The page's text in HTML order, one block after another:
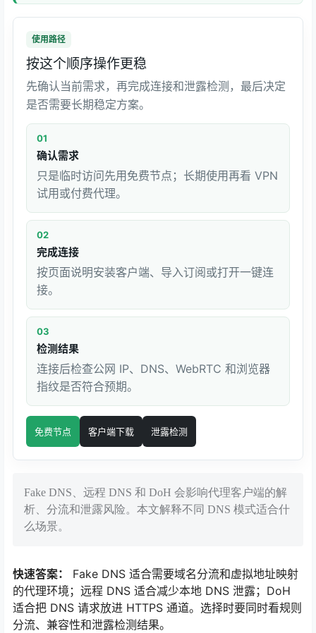
使用路径
按这个顺序操作更稳
先确认当前需求，再完成连接和泄露检测，最后决定
是否需要长期稳定方案。
01
确认需求
只是临时访问先用免费节点；长期使用再看 VPN
试用或付费代理。
02
完成连接
按页面说明安装客户端、导入订阅或打开一键连
接。
03
检测结果
连接后检查公网 IP、DNS、WebRTC 和浏览器
指纹是否符合预期。
免费节点 客户端下载 泄露检测
Fake DNS、远程 DNS 和 DoH 会影响代理客户端的解
析、分流和泄露风险。本文解释不同 DNS 模式适合什
么场景。
快速答案：
Fake DNS 适合需要域名分流和虚拟地址映射
的代理环境；远程 DNS 适合减少本地 DNS 泄露；DoH
适合把 DNS 请求放进 HTTPS 通道。选择时要同时看规则
分流、兼容性和泄露检测结果。